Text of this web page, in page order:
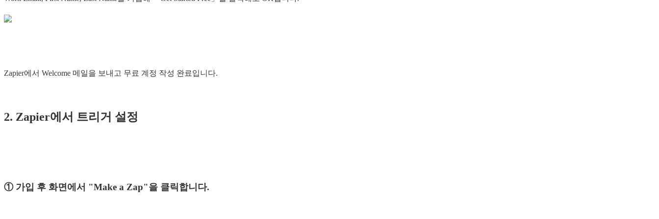
Zapier에서 Welcome 메일을 보내고 무료 계정 작성 완료입니다.
2. Zapier에서 트리거 설정
① 가입 후 화면에서 "Make a Zap"을 클릭합니다.